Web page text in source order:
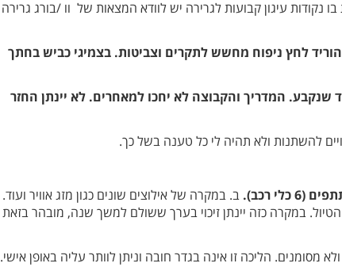
נקודות עיגון קבועות לגרירה יש לוודא המצאות של וו /בורג גרירה
לחץ ניפוח מחשש לתקרים וצביטות. בצמיגי כביש בחתך
המפגש 15 דקות לפני המועד שנקבע. המדריך והקבוצה לא יחכו למאחרים. לא יינתן החזר
להשתנות ולא תהיה לי כל טענה בשל כך.
רכב).
ב. במקרה של אילוצים שונים כגון מזג אוויר ועוד.
במקרה כזה יינתן זיכוי בערך ששולם למשך שנה, מובהר בזאת
מסומנים. הליכה זו אינה בגדר חובה וניתן לוותר עליה באופן אישי.